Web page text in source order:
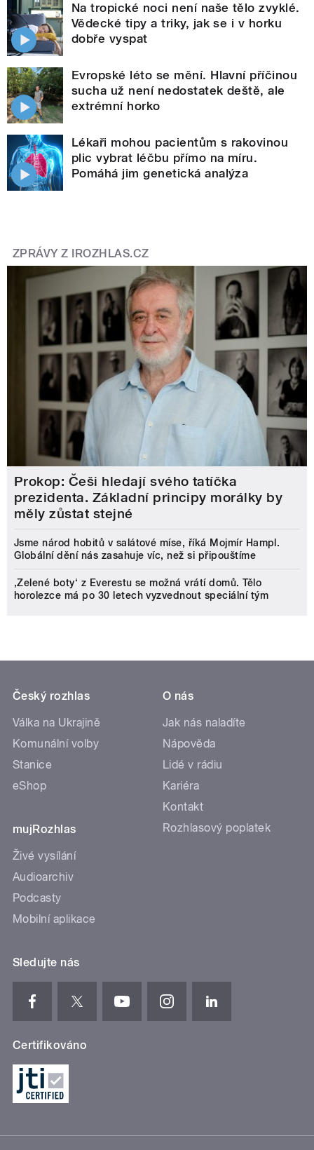
Na tropické noci není naše tělo zvyklé.
Vědecké tipy a triky, jak se i v horku
dobře vyspat
Evropské léto se mění. Hlavní příčinou
sucha už není nedostatek deště, ale
extrémní horko
Lékaři mohou pacientům s rakovinou
plic vybrat léčbu přímo na míru.
Pomáhá jim genetická analýza
ZPRÁVY Z IROZHLAS.CZ
Prokop: Češi hledají svého tatíčka
prezidenta. Základní principy morálky by
měly zůstat stejné
Jsme národ hobitů v salátové míse, říká Mojmír Hampl.
Globální dění nás zasahuje víc, než si připouštíme
‚Zelené boty‘ z Everestu se možná vrátí domů. Tělo
horolezce má po 30 letech vyzvednout speciální tým
Český rozhlas
Válka na Ukrajině
Komunální volby
Stanice
eShop
mujRozhlas
Živé vysílání
Audioarchiv
Podcasty
Mobilní aplikace
O nás
Jak nás naladíte
Nápověda
Lidé v rádiu
Kariéra
Kontakt
Rozhlasový poplatek
Sledujte nás
Certifikováno